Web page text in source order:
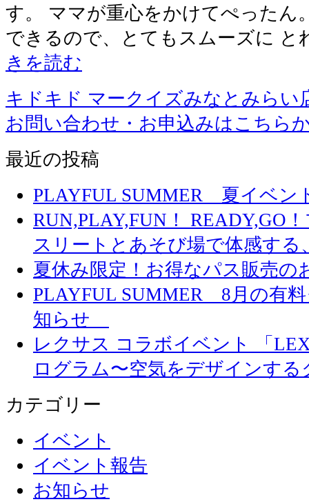
す。 ママが重心をかけてぺったん
できるので、とてもスムーズに
きを読む
キドキド マークイズみなとみらい
お問い合わせ・お申込みはこちら
最近の投稿
PLAYFUL SUMMER 夏イベ
RUN,PLAY,FUN！ READY,GO
スリートとあそび場で体感する
夏休み限定！お得なパス販売の
PLAYFUL SUMMER 8月の有
知らせ
レクサス コラボイベント 「
ログラム〜空気をデザインす
カテゴリー
イベント
イベント報告
お知らせ